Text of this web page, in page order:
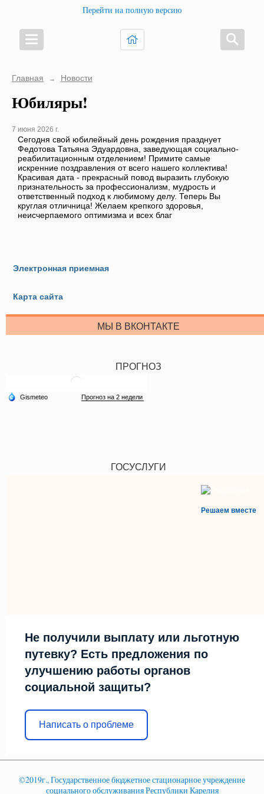
Перейти на полную версию
Главная → Новости
Юбиляры!
7 июня 2026 г.
Сегодня свой юбилейный день рождения празднует
Федотова Татьяна Эдуардовна, заведующая социально-
реабилитационным отделением! Примите самые
искренние поздравления от всего нашего коллектива!
Красивая дата - прекрасный повод выразить глубокую
признательность за профессионализм, мудрость и
ответственный подход к любимому делу. Теперь Вы
круглая отличница! Желаем крепкого здоровья,
неисчерпаемого оптимизма и всех благ
Электронная приемная
Карта сайта
МЫ В ВКОНТАКТЕ
ПРОГНОЗ
ГОСУСЛУГИ
Решаем вместе
Не получили выплату или льготную
путевку? Есть предложения по
улучшению работы органов
социальной защиты?
Написать о проблеме
©2019г., Государственное бюджетное стационарное учреждение
социального обслуживания Республики Карелия